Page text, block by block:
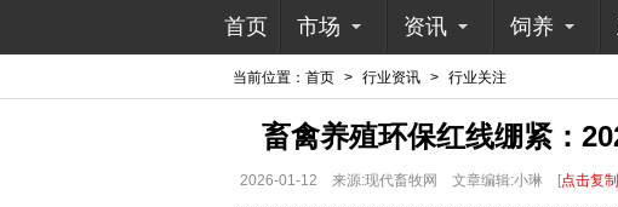
首页 市场 资讯 饲养
当前位置： 首页 > 行业资讯 > 行业关注
畜禽养殖环保红线绷紧：
2026-01-12 来源:现代畜牧网 文章编辑:小琳 [点击复